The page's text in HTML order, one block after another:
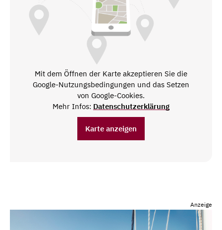
Mit dem Öffnen der Karte akzeptieren Sie die
Google-Nutzungsbedingungen und das Setzen
von Google-Cookies.
Mehr Infos: Datenschutzerklärung
Karte anzeigen
Anzeige